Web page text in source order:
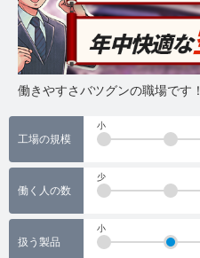
働きやすさバツグンの職場です！
工場の規模
小
働く人の数
少
扱う製品
小